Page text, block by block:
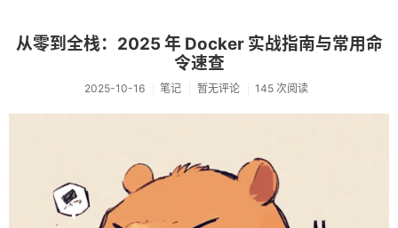
从零到全栈：2025 年 Docker 实战指南与常用命
令速查
2025-10-16 笔记 暂无评论 145 次阅读